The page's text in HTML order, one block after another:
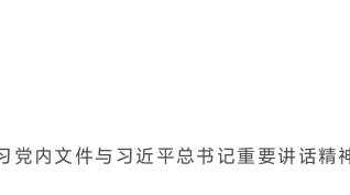
内文件与习近平总书记重要讲话精